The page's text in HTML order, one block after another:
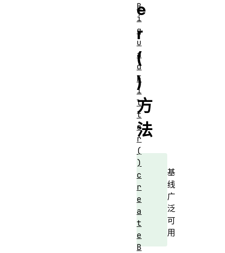
e
r
(
)
方
法
基
线
广
泛
可
用
B
i
q
u
a
d
F
i
l
t
e
r
(
)
c
r
e
a
t
e
B